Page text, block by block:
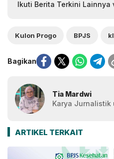
Ikuti Berita Terkini Lainnya
Kulon Progo BPJS
Bagikan
Tia Mardwi
Karya Jurnalistik
ARTIKEL TERKAIT